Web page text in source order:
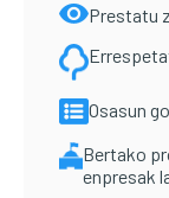
Prestatu
Osasun
Bertako
enpresak